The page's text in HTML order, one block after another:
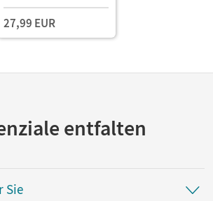
Schulbuch
27,99 EUR
entfalten
Sie